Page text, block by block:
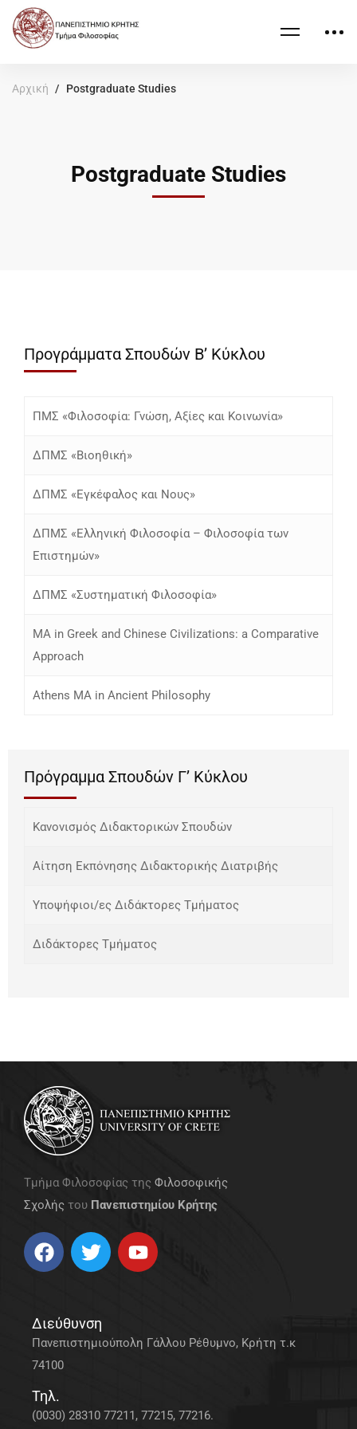
Αρχική Postgraduate Studies
Postgraduate Studies
Προγράμματα Σπουδών Β’ Κύκλου
ΠΜΣ «Φιλοσοφία: Γνώση, Αξίες και Κοινωνία»
ΔΠΜΣ «Βιοηθική»
ΔΠΜΣ «Εγκέφαλος και Νους»
ΔΠΜΣ «Ελληνική Φιλοσοφία – Φιλοσοφία των
Επιστημών»
ΔΠΜΣ «Συστηματική Φιλοσοφία»
MA in Greek and Chinese Civilizations: a Comparative
Approach
Athens MA in Ancient Philosophy
Πρόγραμμα Σπουδών Γ’ Κύκλου
Κανονισμός Διδακτορικών Σπουδών
Αίτηση Εκπόνησης Διδακτορικής Διατριβής
Υποψήφιοι/ες Διδάκτορες Τμήματος
Διδάκτορες Τμήματος
Τμήμα Φιλοσοφίας της Φιλοσοφικής
Σχολής του Πανεπιστημίου Κρήτης
Διεύθυνση
Πανεπιστημιούπολη Γάλλου Ρέθυμνο, Κρήτη τ.κ
74100
Τηλ.
(0030) 28310 77211, 77215, 77216.